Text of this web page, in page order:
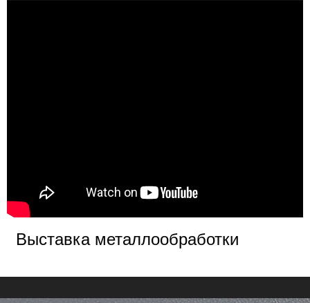
Выставка металлообработки